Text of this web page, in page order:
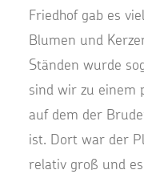
Friedhof gab es
Blumen und
Ständen wurde
sind wir zu einem
auf dem der
ist. Dort war der
relativ groß und